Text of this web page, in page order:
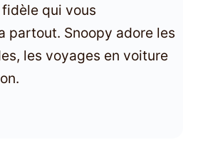
fidèle qui vous
partout. Snoopy adore les
les voyages en voiture